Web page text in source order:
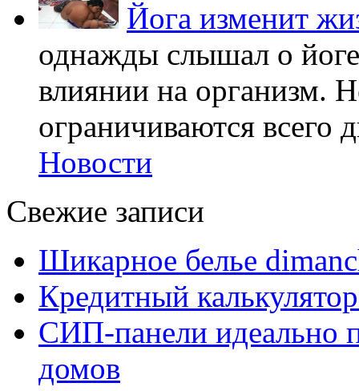
Йога изменит
однажды слышал о
влиянии на организм.
ограничиваются всего
Новости
Свежие записи
Шикарное белье
Кредитный
СИП-панели идеально
домов